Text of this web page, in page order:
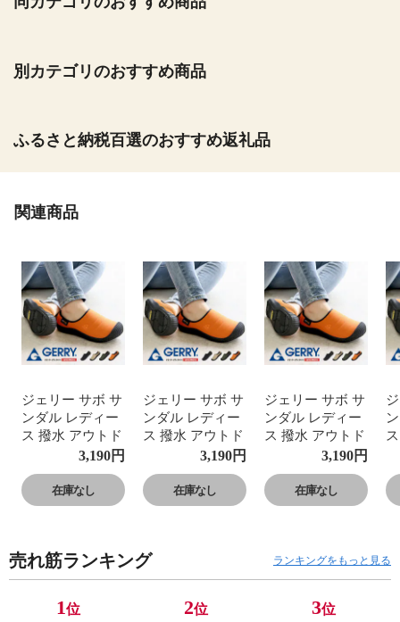
別カテゴリのおすすめ商品
ふるさと納税百選のおすすめ返礼品
関連商品
ジェリー サボ サ
ンダル レディー
ス 撥水 アウトド
ア 軽量 キャンプ
シューズ コーデ
ュラナイロン ク
ロッグサンダル
ピング グランピ
ング キャンプ テ
ーキ オレンジ ベ
3,190円
在庫なし
ジェリー サボ サ
ンダル レディー
ス 撥水 アウトド
ア 軽量 キャンプ
シューズ コーデ
ュラナイロン ク
ロッグサンダル
ピング グランピ
ング キャンプ テ
ーキ オレンジ ベ
3,190円
在庫なし
ジェリー サボ サ
ンダル レディー
ス 撥水 アウトド
ア 軽量 キャンプ
シューズ コーデ
ュラナイロン ク
ロッグサンダル
ピング グランピ
ング キャンプ テ
ーキ オレンジ ベ
3,190円
在庫なし
売れ筋ランキング ランキングをもっと見る
1位 2位 3位